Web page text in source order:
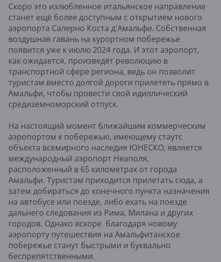
Скоро это излюбленное итальянское направление
станет ещё более доступным с открытием нового
аэропорта Салерно Коста д'Амальфи. Собственная
воздушная гавань на курортном побережье
появится уже к июлю 2024 года. И этот аэропорт,
как ожидается, произведёт революцию в
транспортной сфере региона, ведь он позволит
туристам вместо долгой дороги прилететь прямо в
Амальфи, чтобы провести свой идиллический
средиземноморский отпуск.
На настоящий момент ближайшим коммерческим
аэропортом к побережью, имеющему стаутс
объекта всемирного наследия ЮНЕСКО, является
международный аэропорт Неаполя,
расположенный в 65 километрах от города
Амальфи. Туристам приходится прилетать сюда, а
затем добираться до конечного пункта назначения
на автобусе или поезде, либо ехать на поезде
дальнего следования из Рима, Милана и других
городов. Однако вскоре благодаря новому
аэропорту путешествия на Амальфитанское
побережье станут быстрыми и буквально
беспрепятственными.